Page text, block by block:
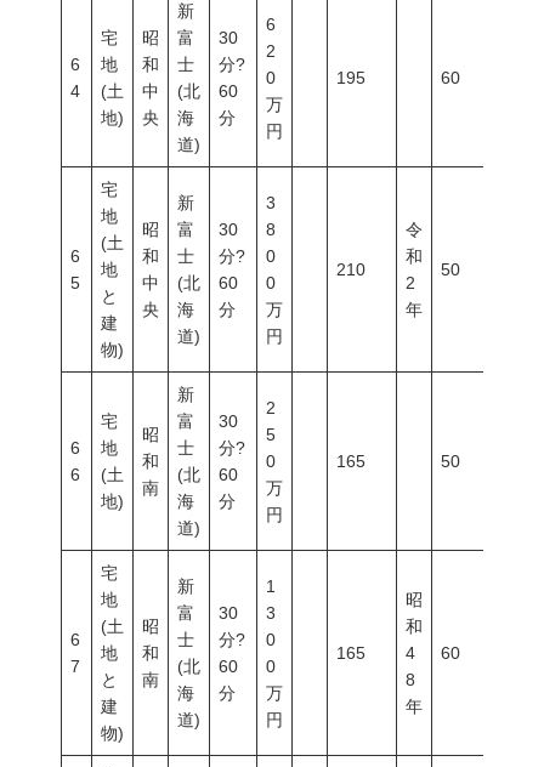
6
4
宅
地
(土
地)
昭
和
中
央
新
富
士
(北
海
道)
30
分?
60
分
6
2
0
万
円
195 60
6
5
宅
地
(土
地
と
建
物)
昭
和
中
央
新
富
士
(北
海
道)
30
分?
60
分
3
8
0
0
万
円
210
令
和
2
年
50
6
6
宅
地
(土
地)
昭
和
南
新
富
士
(北
海
道)
30
分?
60
分
2
5
0
万
円
165 50
6
7
宅
地
(土
地
と
建
物)
昭
和
南
新
富
士
(北
海
道)
30
分?
60
分
1
3
0
0
万
円
165
昭
和
4
8
年
60